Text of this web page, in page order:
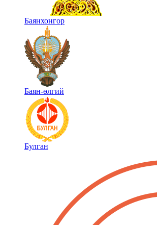
Баянхонгор
Баян-өлгий
Булган